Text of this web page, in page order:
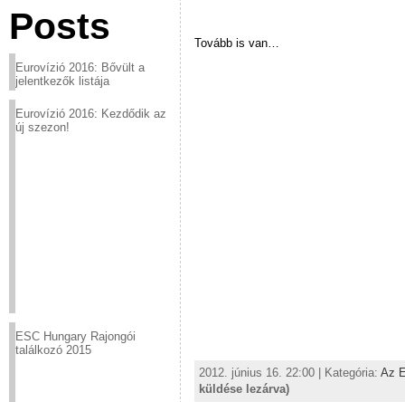
Posts
Eurovízió 2016: Bővült a
jelentkezők listája
Eurovízió 2016: Kezdődik az
új szezon!
ESC Hungary Rajongói
találkozó 2015
Tovább is van…
2012. június 16. 22:00 | Kategória: Az
küldése lezárva)